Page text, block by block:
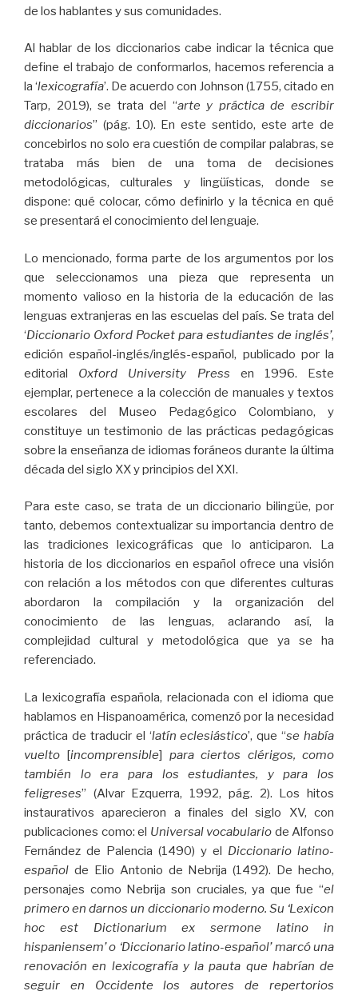
de los hablantes y sus comunidades.
Al hablar de los diccionarios cabe indicar la técnica que
define el trabajo de conformarlos, hacemos referencia a
la ‘lexicografía’. De acuerdo con Johnson (1755, citado en
Tarp, 2019), se trata del “arte y práctica de escribir
diccionarios” (pág. 10). En este sentido, este arte de
concebirlos no solo era cuestión de compilar palabras, se
trataba más bien de una toma de decisiones
metodológicas, culturales y lingüísticas, donde se
dispone: qué colocar, cómo definirlo y la técnica en qué
se presentará el conocimiento del lenguaje.
Lo mencionado, forma parte de los argumentos por los
que seleccionamos una pieza que representa un
momento valioso en la historia de la educación de las
lenguas extranjeras en las escuelas del país. Se trata del
‘Diccionario Oxford Pocket para estudiantes de inglés’,
edición español-inglés/inglés-español, publicado por la
editorial Oxford University Press en 1996. Este
ejemplar, pertenece a la colección de manuales y textos
escolares del Museo Pedagógico Colombiano, y
constituye un testimonio de las prácticas pedagógicas
sobre la enseñanza de idiomas foráneos durante la última
década del siglo XX y principios del XXI.
Para este caso, se trata de un diccionario bilingüe, por
tanto, debemos contextualizar su importancia dentro de
las tradiciones lexicográficas que lo anticiparon. La
historia de los diccionarios en español ofrece una visión
con relación a los métodos con que diferentes culturas
abordaron la compilación y la organización del
conocimiento de las lenguas, aclarando así, la
complejidad cultural y metodológica que ya se ha
referenciado.
La lexicografía española, relacionada con el idioma que
hablamos en Hispanoamérica, comenzó por la necesidad
práctica de traducir el ‘latín eclesiástico’, que “se había
vuelto [incomprensible] para ciertos clérigos, como
también lo era para los estudiantes, y para los
feligreses” (Alvar Ezquerra, 1992, pág. 2). Los hitos
instaurativos aparecieron a finales del siglo XV, con
publicaciones como: el Universal vocabulario de Alfonso
Fernández de Palencia (1490) y el Diccionario latino-
español de Elio Antonio de Nebrija (1492). De hecho,
personajes como Nebrija son cruciales, ya que fue “el
primero en darnos un diccionario moderno. Su ‘Lexicon
hoc est Dictionarium ex sermone latino in
hispaniensem’ o ‘Diccionario latino-español’ marcó una
renovación en lexicografía y la pauta que habrían de
seguir en Occidente los autores de repertorios